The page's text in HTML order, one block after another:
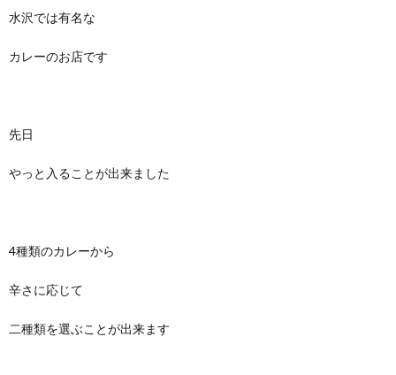
水沢では有名な
カレーのお店です
先日
やっと入ることが出来ました
4種類のカレーから
辛さに応じて
二種類を選ぶことが出来ます